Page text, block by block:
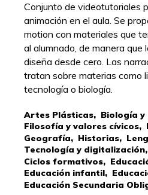
Conjunto de videotutoriales
animación en el aula. Se
motion con materiales que
al alumnado, de manera que
diseña desde cero. Las
tratan sobre materias como
tecnología o biología.
Artes Plásticas, Biología
Filosofía y valores cívicos,
Geografía, Historias,
Tecnología y digitalización,
Ciclos formativos,
Educación infantil,
Educación Secundaria